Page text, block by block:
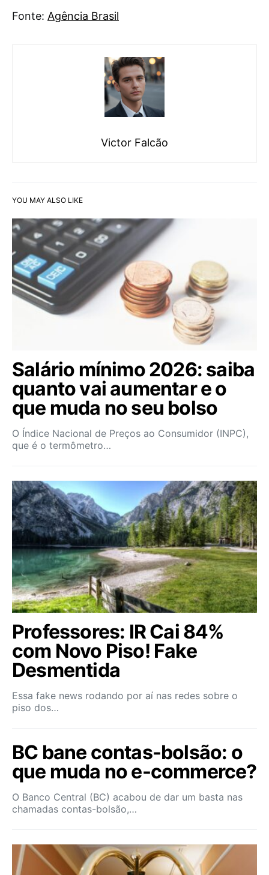
Fonte: Agência Brasil
Victor Falcão
YOU MAY ALSO LIKE
Salário mínimo 2026: saiba
quanto vai aumentar e o
que muda no seu bolso
O Índice Nacional de Preços ao Consumidor (INPC),
que é o termômetro…
Professores: IR Cai 84%
com Novo Piso! Fake
Desmentida
Essa fake news rodando por aí nas redes sobre o
piso dos…
BC bane contas-bolsão: o
que muda no e-commerce?
O Banco Central (BC) acabou de dar um basta nas
chamadas contas-bolsão,…